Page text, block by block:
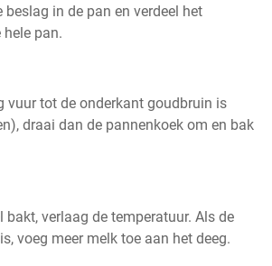
in de pan en verdeel het
pan.
vuur tot de onderkant goudbruin is
draai dan de pannenkoek om en bak
bakt, verlaag de temperatuur. Als de
voeg meer melk toe aan het deeg.